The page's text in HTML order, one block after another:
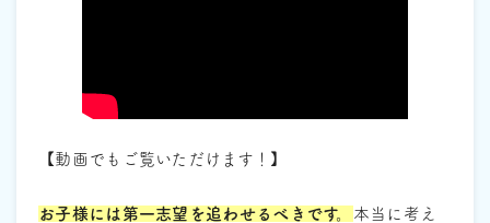
【動画でもご覧いただけます！】
お子様には第一志望を追わせるべきです。 本当に考え